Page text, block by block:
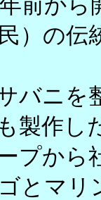
前か
）の伝
バニを
製作し
プから
とマ